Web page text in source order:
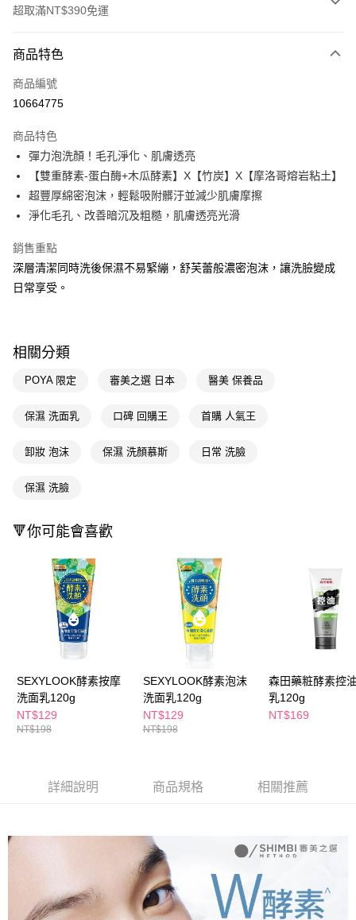
超取滿NT$390免運
POYA支付
信用卡一次付款
LINE Pay
Apple Pay
街口支付
悠遊付
Google Pay
AFTEE先享後付是「在收到商品之後才付款」的支付方式。 讓您購物簡單
１．簡單：不需註冊會員、不需綁卡、不需儲值。
１．於結帳方式選擇「AFTEE先享後付」後，將跳轉至「AFTEE先享後付」
３．收到繳費通知簡訊後14天內，點擊此簡訊中的連結，可透過四大超商／
※ 請注意：結帳手續完成當下不需立刻繳費，但若您需要取消訂單，請聯絡
購買商品的店家。未經商家同意取消之訂單仍視為有效，需透過AFTEE先享
※ 交易是否成功請以「AFTEE先享後付 」之結帳頁面顯示為準，若有關於
是否繳費成功／繳費後需取消欲退款等相關疑問，請聯繫「AFTEE先享後付
客戶支援中心」https://netprotections.freshdesk.com/support/home
【注意事項】
１．透過由恩沛科技股份有限公司提供之「AFTEE先享後付」服務完成之交
易，需依本服務之必要範圍內提供個人資料，並將交易相關給付款項請求債
２．關於個人資料處理事宜，請瀏覽以下網址：
https://aftee.tw/terms/#terms3
３．未成年的使用者請事先徵得法定代理人或監護人之同意方可使用
「AFTEE先享後付」，若未經同意申辦者引起之損失，本公司不負相關責
任。
請求用戶進行身份認證。
５．嚴禁一人註冊多個帳號或使用他人資訊註冊。若發現惡意使用之情形，
即享券
運送方式
全家取貨付款
每筆NT$65，滿NT$390(含以上)免運費
每筆NT$65，滿NT$490(含以上)免運費
付款後萊爾富取貨
每筆NT$65，滿NT$490(含以上)免運費
7-11取貨付款
每筆NT$65，滿NT$490(含以上)免運費
每筆NT$65，滿NT$490(含以上)免運費
宅配(本島)
每筆NT$80，滿NT$290(含以上)免運費
商品特色
商品編號
10664775
商品特色
彈力泡洗顏！毛孔淨化、肌膚透亮
【雙重酵素-蛋白酶+木瓜酵素】X【竹炭】X【摩洛哥熔岩粘土】
超豐厚綿密泡沫，輕鬆吸附髒汙並減少肌膚摩擦
淨化毛孔、改善暗沉及粗糙，肌膚透亮光滑
銷售重點
深層清潔同時洗後保濕不易緊繃，舒芙蕾般濃密泡沫，讓洗臉變成
日常享受。
相關分類
POYA 限定 審美之選 日本 醫美 保養品
保濕 洗面乳 口碑 回購王 首購 人氣王
卸妝 泡沫 保濕 洗顏慕斯 日常 洗臉
保濕 洗臉
🔻你可能會喜歡
SEXYLOOK酵素按摩
洗面乳120g
NT$129
NT$198
SEXYLOOK酵素泡沫
洗面乳120g
NT$129
NT$198
森田藥粧酵素控
乳120g
NT$169
詳細說明 商品規格 相關推薦